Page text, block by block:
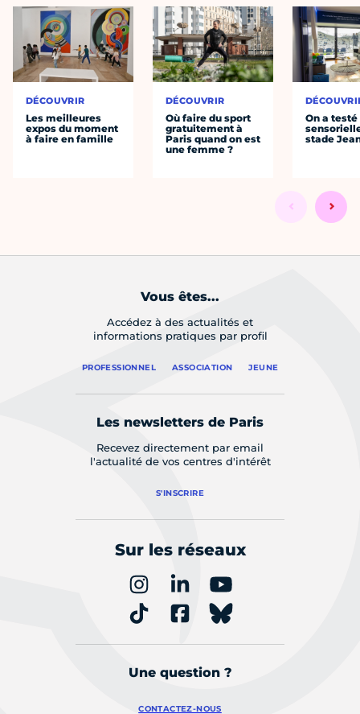
DÉCOUVRIR
Les meilleures
expos du moment
à faire en famille
DÉCOUVRIR
Où faire du sport
gratuitement à
Paris quand on est
une femme ?
On a
stade
Vous êtes...
Accédez à des actualités et
informations pratiques par profil
PROFESSIONNEL ASSOCIATION JEUNE
Les newsletters de Paris
Recevez directement par email
l'actualité de vos centres d'intérêt
S'INSCRIRE
Sur les réseaux
Une question ?
CONTACTEZ-NOUS